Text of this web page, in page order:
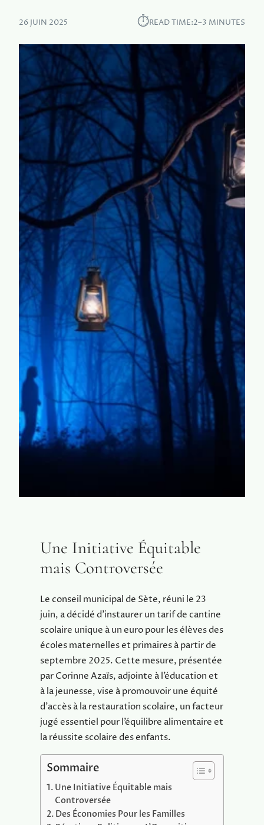
26 JUIN 2025 ⏱︎READ TIME:2–3 MINUTES
Une Initiative Équitable
mais Controversée
Le conseil municipal de Sète, réuni le 23
juin, a décidé d’instaurer un tarif de cantine
scolaire unique à un euro pour les élèves des
écoles maternelles et primaires à partir de
septembre 2025. Cette mesure, présentée
par Corinne Azaïs, adjointe à l’éducation et
à la jeunesse, vise à promouvoir une équité
d’accès à la restauration scolaire, un facteur
jugé essentiel pour l’équilibre alimentaire et
la réussite scolaire des enfants.
Sommaire
Une Initiative Équitable mais
Controversée
Des Économies Pour les Familles